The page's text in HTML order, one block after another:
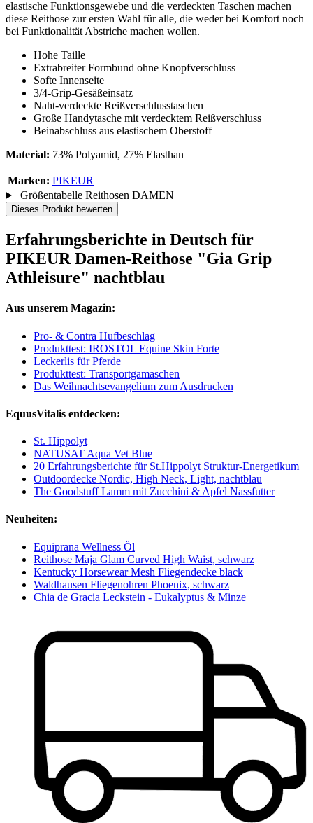
elastische Funktionsgewebe und die verdeckten Taschen machen
diese Reithose zur ersten Wahl für alle, die weder bei Komfort noch
bei Funktionalität Abstriche machen wollen.
Hohe Taille
Extrabreiter Formbund ohne Knopfverschluss
Softe Innenseite
3/4-Grip-Gesäßeinsatz
Naht-verdeckte Reißverschlusstaschen
Große Handytasche mit verdecktem Reißverschluss
Beinabschluss aus elastischem Oberstoff
Material: 73% Polyamid, 27% Elasthan
Marken: PIKEUR
Größentabelle Reithosen DAMEN
Dieses Produkt bewerten
Erfahrungsberichte in Deutsch für
PIKEUR Damen-Reithose "Gia Grip
Athleisure" nachtblau
Aus unserem Magazin:
Pro- & Contra Hufbeschlag
Produkttest: IROSTOL Equine Skin Forte
Leckerlis für Pferde
Produkttest: Transportgamaschen
Das Weihnachtsevangelium zum Ausdrucken
EquusVitalis entdecken:
St. Hippolyt
NATUSAT Aqua Vet Blue
20 Erfahrungsberichte für St.Hippolyt Struktur-Energetikum
Outdoordecke Nordic, High Neck, Light, nachtblau
The Goodstuff Lamm mit Zucchini & Apfel Nassfutter
Neuheiten:
Equiprana Wellness Öl
Reithose Maja Glam Curved High Waist, schwarz
Kentucky Horsewear Mesh Fliegendecke black
Waldhausen Fliegenohren Phoenix, schwarz
Chia de Gracia Leckstein - Eukalyptus & Minze